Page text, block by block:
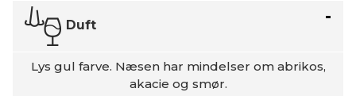
Duft
Lys gul farve. Næsen har mindelser om abrikos,
akacie og smør.